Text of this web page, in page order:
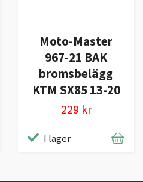
Moto-Master
967-21 BAK
bromsbelägg
KTM SX85 13-20
229 kr
I lager